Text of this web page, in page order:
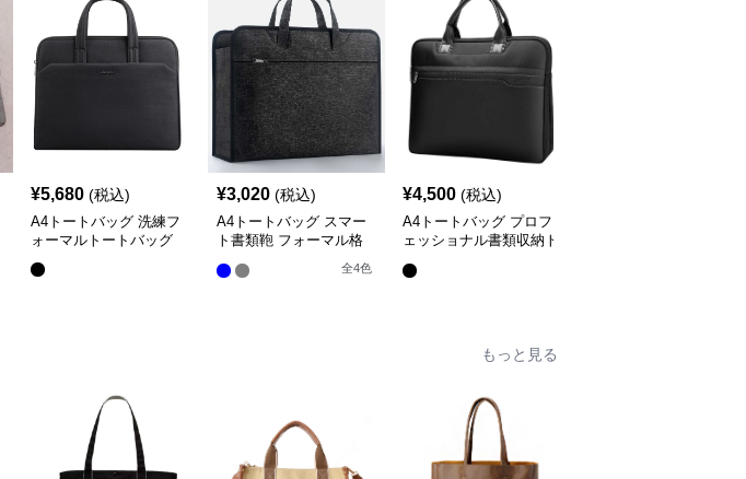
¥5,680 (税込)
A4トートバッグ 洗練フ
ォーマルトートバッグ
¥3,020 (税込)
A4トートバッグ スマー
ト書類鞄 フォーマル格
全4色
¥4,500 (税込)
A4トートバッグ プロフ
ェッショナル書類収納ト
もっと見る